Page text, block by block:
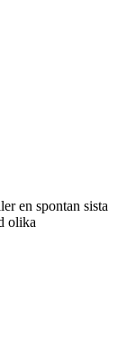
en spontan sista
olika